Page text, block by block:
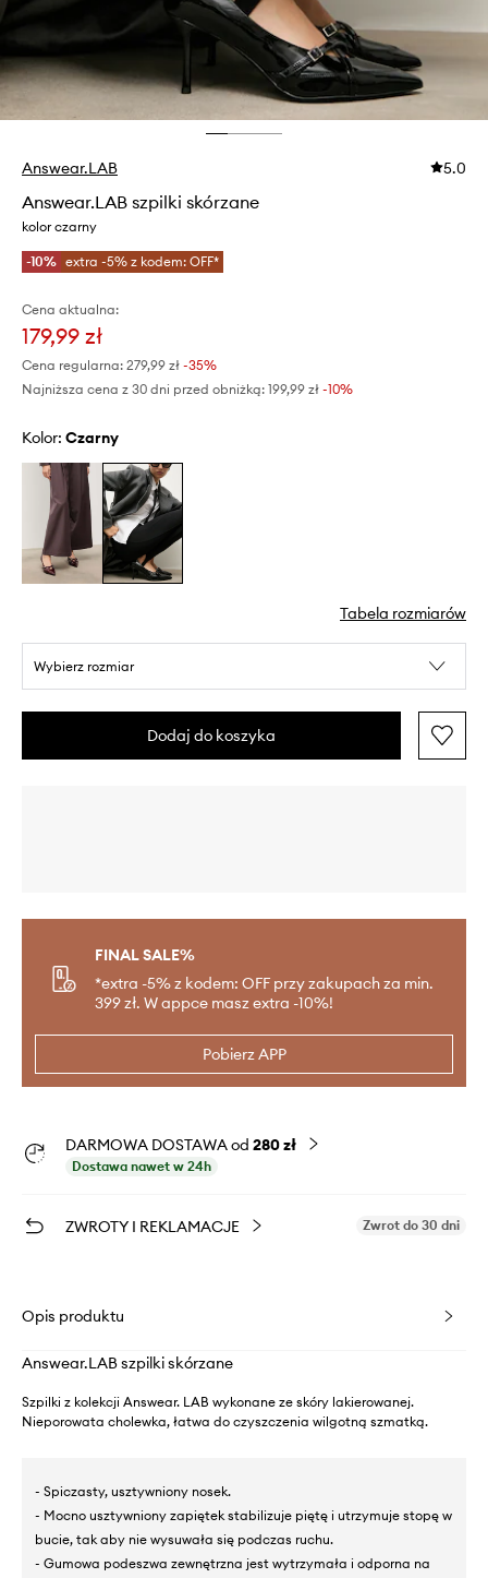
Answear.LAB 5.0
Answear.LAB szpilki skórzane
kolor czarny
-10% extra -5% z kodem: OFF*
Cena aktualna:
179,99 zł
Cena regularna: 279,99 zł -35%
Najniższa cena z 30 dni przed obniżką: 199,99 zł -10%
Kolor: czarny
Tabela rozmiarów
Wybierz rozmiar
Dodaj do koszyka
FINAL SALE%
*extra -5% z kodem: OFF przy zakupach za min.
399 zł. W appce masz extra -10%!
Pobierz APP
DARMOWA DOSTAWA od 280 zł
Dostawa nawet w 24h
ZWROTY I REKLAMACJE Zwrot do 30 dni
Opis produktu
Answear.LAB szpilki skórzane
Szpilki z kolekcji Answear. LAB wykonane ze skóry lakierowanej.
Nieporowata cholewka, łatwa do czyszczenia wilgotną szmatką.
- Spiczasty, usztywniony nosek.
- Mocno usztywniony zapiętek stabilizuje piętę i utrzymuje stopę w
bucie, tak aby nie wysuwała się podczas ruchu.
- Gumowa podeszwa zewnętrzna jest wytrzymała i odporna na